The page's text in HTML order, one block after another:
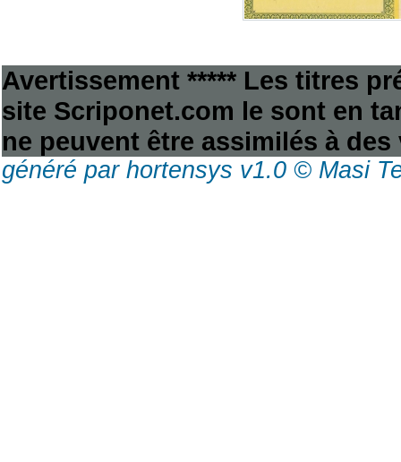
Avertissement ***** Les titres
site Scriponet.com le sont en
ne peuvent être assimilés à
généré par hortensys v1.0 © Masi